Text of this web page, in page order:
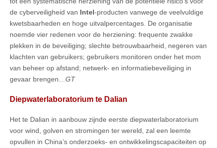
de cyberveiligheid van Intel-producten vanwege de veelvuldige
kwetsbaarheden en hoge uitvalpercentages. De organisatie
noemde vier redenen voor de herziening: frequente zwakke
plekken in de beveiliging; slechte betrouwbaarheid, negeren van
klachten van gebruikers; gebruikers monitoren onder het mom
van beheer op afstand; netwerk- en informatiebeveiliging in
gevaar brengen… GT
Diepwaterlaboratorium te Dalian
Het te Dalian in aanbouw zijnde eerste diepwaterlaboratorium
voor wind, golven en stromingen ter wereld, zal een leemte
opvullen in China’s onderzoeks- en ontwikkelingscapaciteiten op